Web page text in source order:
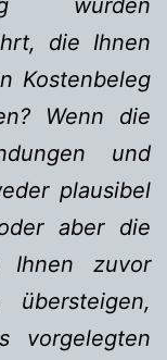
die Ihnen
Kostenbeleg
Wenn die
und
plausibel
aber die
Ihnen zuvor